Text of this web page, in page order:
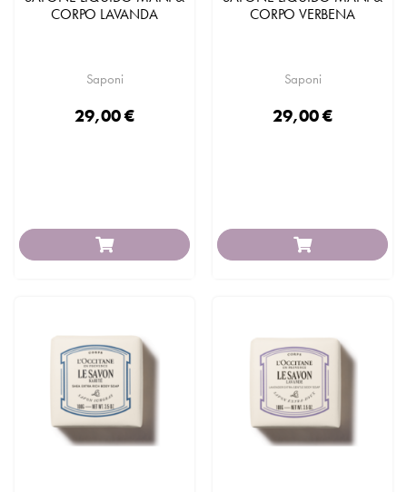
CORPO LAVANDA
Saponi
29,00 €
CORPO VERBENA
Saponi
29,00 €